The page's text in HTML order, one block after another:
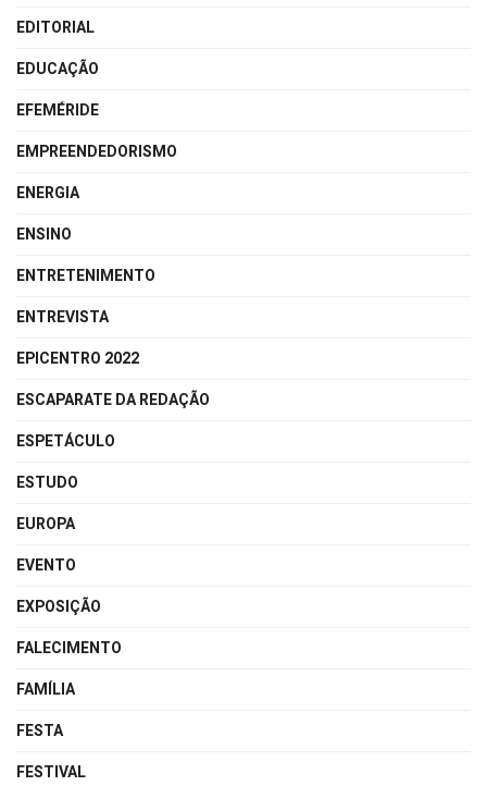
EDITORIAL
EDUCAÇÃO
EFEMÉRIDE
EMPREENDEDORISMO
ENERGIA
ENSINO
ENTRETENIMENTO
ENTREVISTA
EPICENTRO 2022
ESCAPARATE DA REDAÇÃO
ESPETÁCULO
ESTUDO
EUROPA
EVENTO
EXPOSIÇÃO
FALECIMENTO
FAMÍLIA
FESTA
FESTIVAL